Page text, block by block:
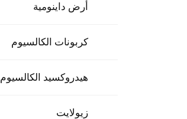
أرض داينومية
كربونات الكالسيوم
هيدروكسيد الكالسيوم
زيولايت